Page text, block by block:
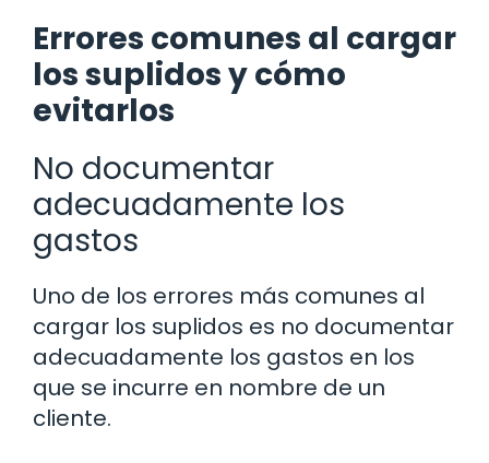
Errores comunes al cargar
los suplidos y cómo
evitarlos
No documentar
adecuadamente los
gastos
Uno de los errores más comunes al
cargar los suplidos es no documentar
adecuadamente los gastos en los
que se incurre en nombre de un
cliente.